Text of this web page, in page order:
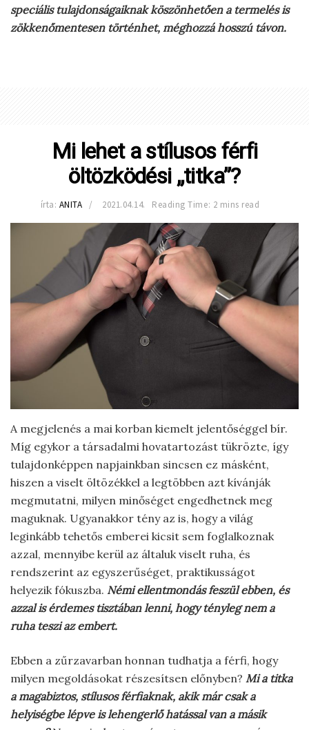
speciális tulajdonságaiknak köszönhetően a termelés is
zökkenőmentesen történhet, méghozzá hosszú távon.
Mi lehet a stílusos férfi
öltözködési „titka”?
írta: ANITA 2021.04.14. Reading Time: 2 mins read
A megjelenés a mai korban kiemelt jelentőséggel bír.
Míg egykor a társadalmi hovatartozást tükrözte, így
tulajdonképpen napjainkban sincsen ez másként,
hiszen a viselt öltözékkel a legtöbben azt kívánják
megmutatni, milyen minőséget engedhetnek meg
maguknak. Ugyanakkor tény az is, hogy a világ
leginkább tehetős emberei kicsit sem foglalkoznak
azzal, mennyibe kerül az általuk viselt ruha, és
rendszerint az egyszerűséget, praktikusságot
helyezik fókuszba. Némi ellentmondás feszül ebben, és
azzal is érdemes tisztában lenni, hogy tényleg nem a
ruha teszi az embert.
Ebben a zűrzavarban honnan tudhatja a férfi, hogy
milyen megoldásokat részesítsen előnyben? Mi a titka
a magabiztos, stílusos férfiaknak, akik már csak a
helyiségbe lépve is lehengerlő hatással van a másik